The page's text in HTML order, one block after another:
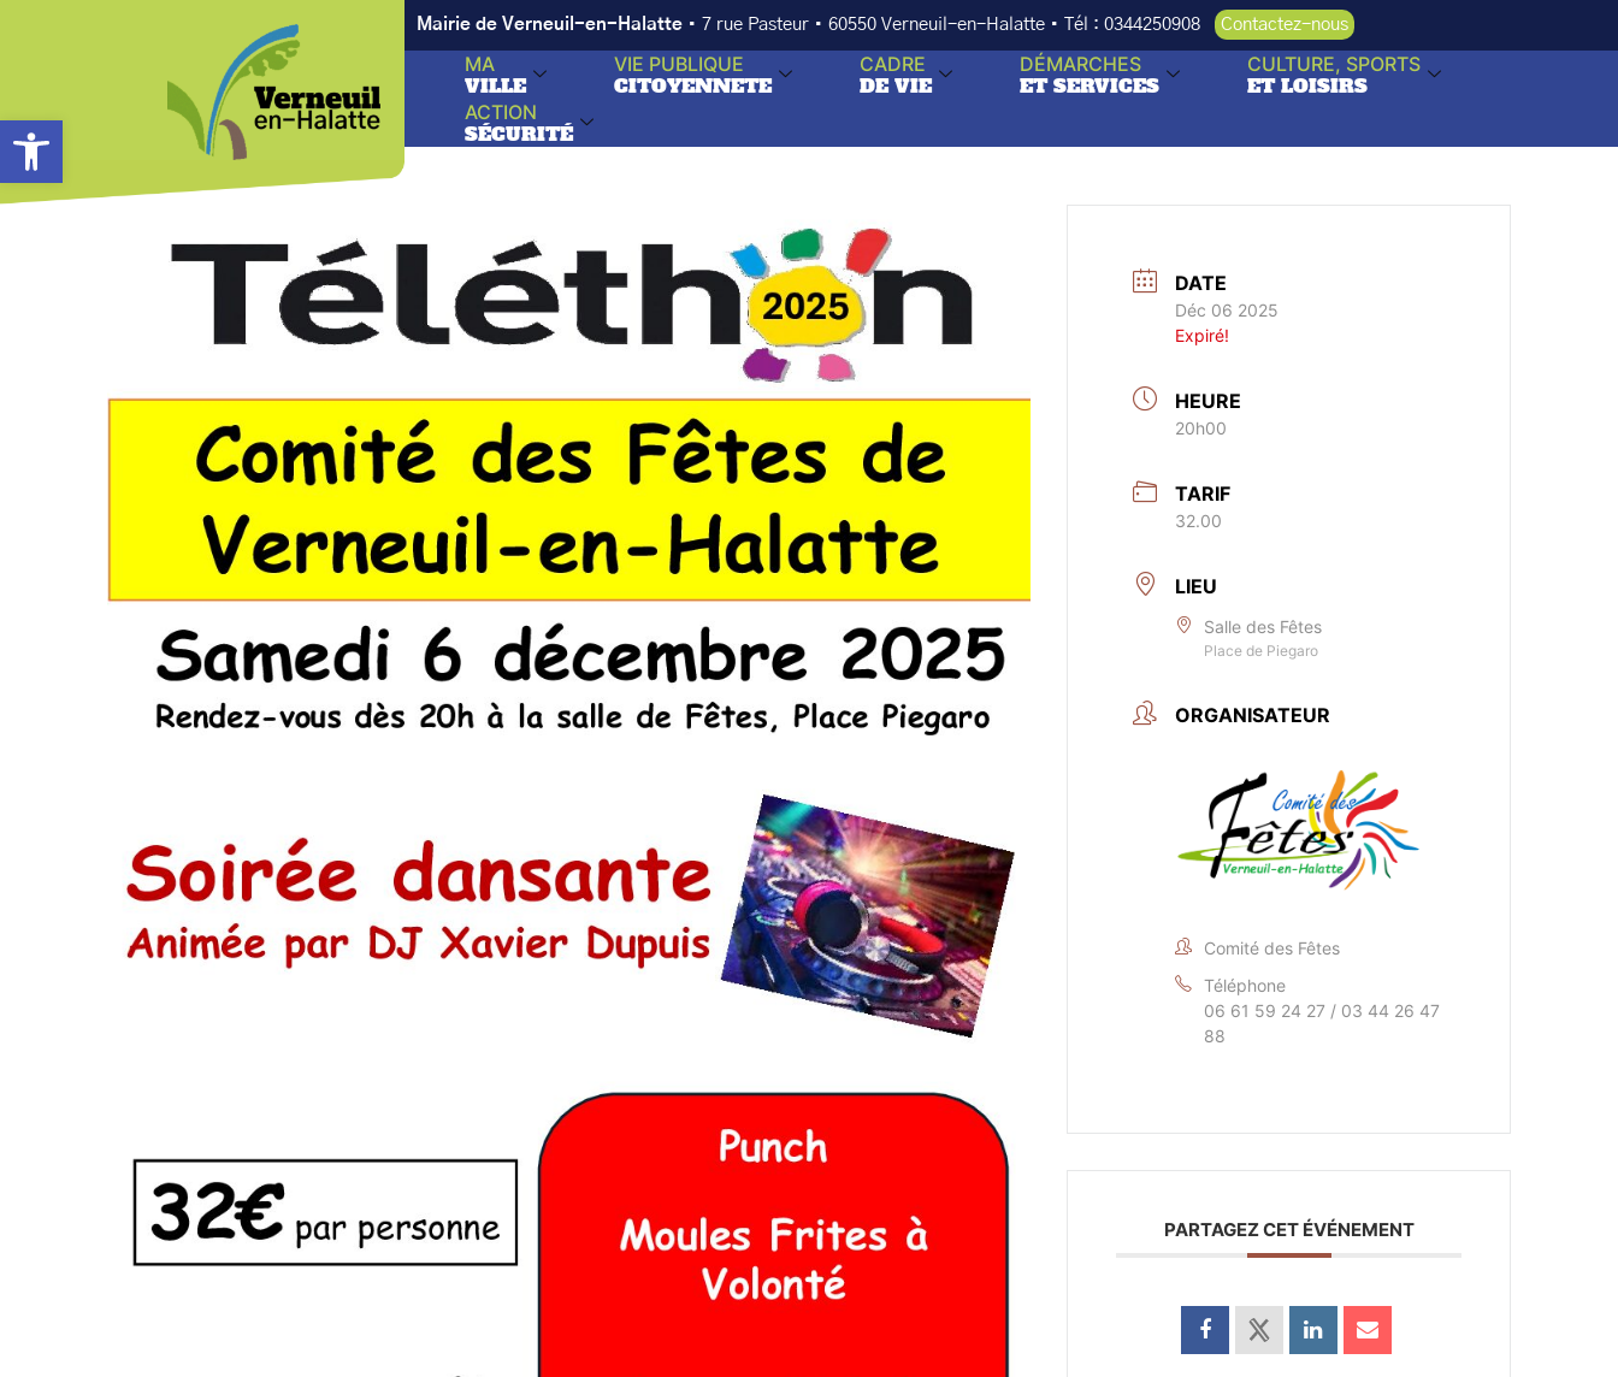
Ouvrir la barre d’outils
Mairie de Verneuil-en-Halatte • 7 rue Pasteur • 60550 Verneuil-en-Halatte • Tél : 0344250908 Contactez-nous
MA
VILLE
VIE PUBLIQUE
CITOYENNETE
CADRE
DE VIE
DÉMARCHES
ET SERVICES
CULTURE, SPORTS
ET LOISIRS
ACTION
SÉCURITÉ
DATE
Déc 06 2025
Expiré!
HEURE
20h00
TARIF
32.00
LIEU
Salle des Fêtes
Place de Piegaro
ORGANISATEUR
Comité des Fêtes
Téléphone
06 61 59 24 27 / 03 44 26 47
88
PARTAGEZ CET ÉVÉNEMENT